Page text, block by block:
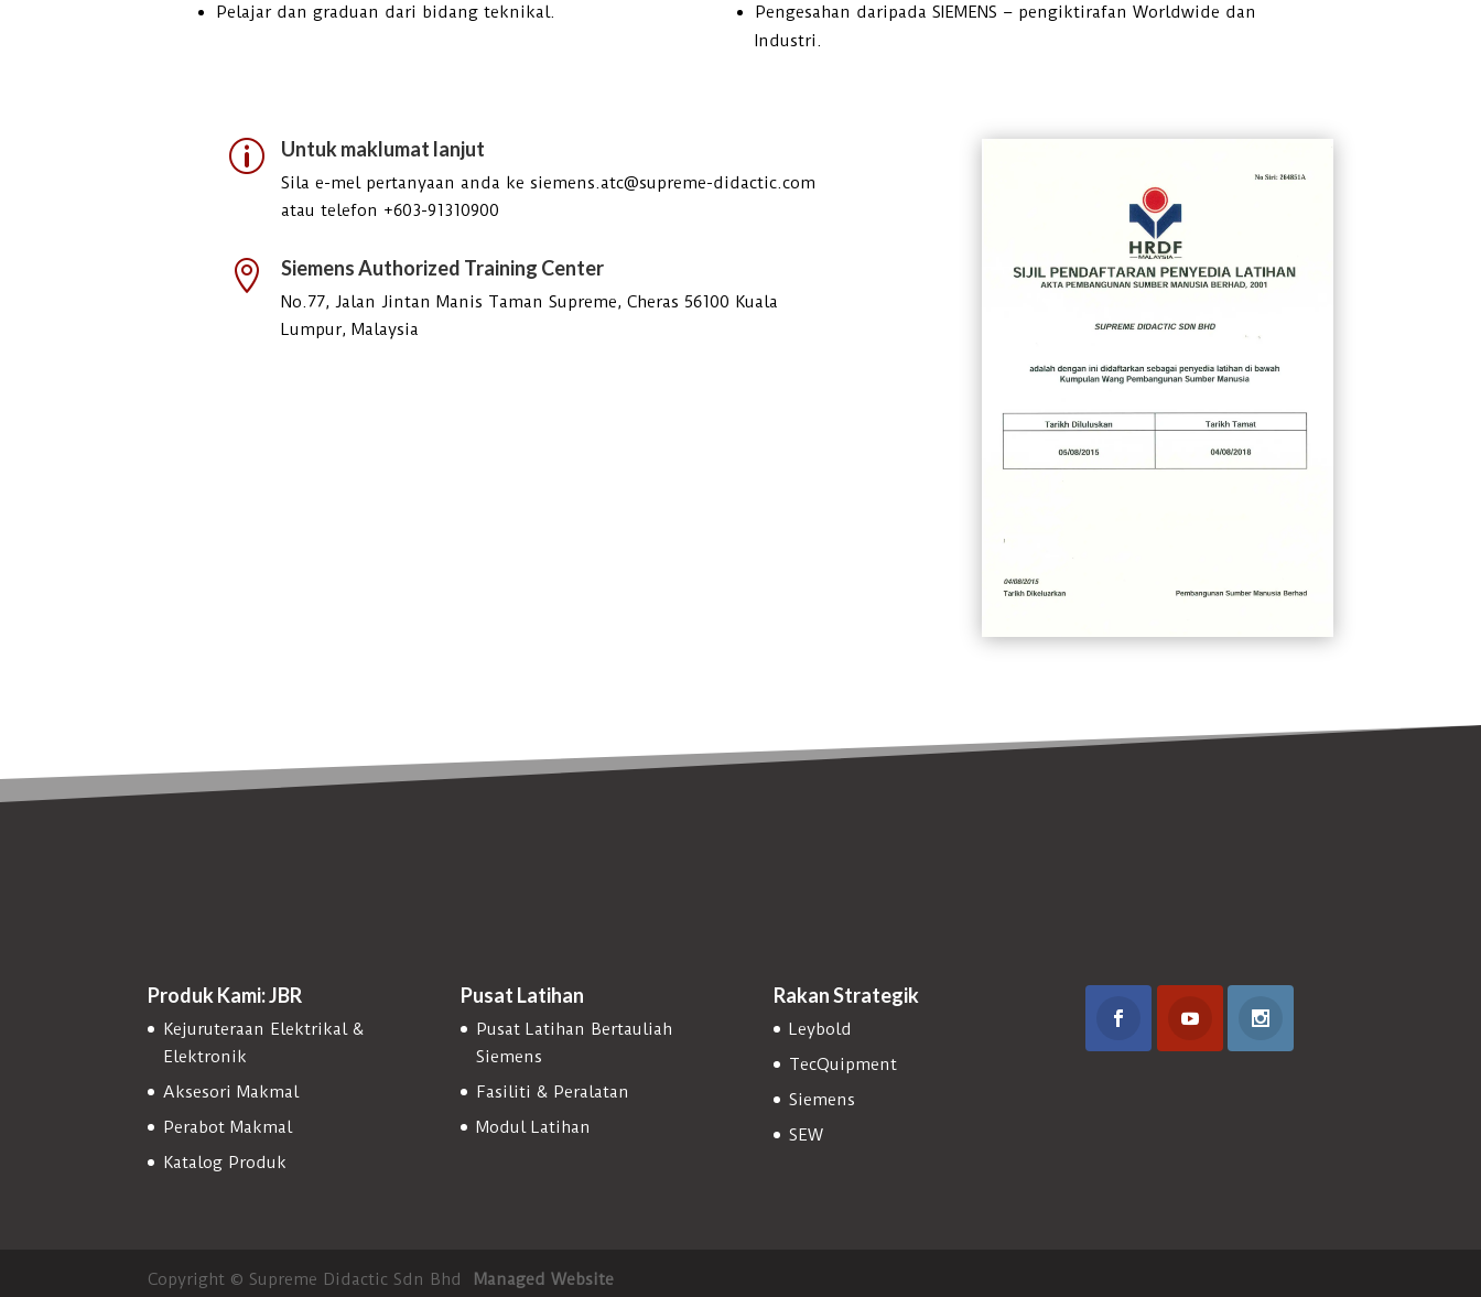
Pelajar dan graduan dari bidang teknikal.
Pengesahan daripada SIEMENS – pengiktirafan Worldwide dan
Industri.
p Untuk maklumat lanjut
Sila e-mel pertanyaan anda ke siemens.atc@supreme-didactic.com
atau telefon +603-91310900
 Siemens Authorized Training Center
No.77, Jalan Jintan Manis Taman Supreme, Cheras 56100 Kuala
Lumpur, Malaysia
Produk Kami: JBR
Kejuruteraan Elektrikal &
Elektronik
Aksesori Makmal
Perabot Makmal
Katalog Produk
Pusat Latihan
Pusat Latihan Bertauliah
Siemens
Fasiliti & Peralatan
Modul Latihan
Rakan Strategik
Leybold
TecQuipment
Siemens
SEW
Copyright © Supreme Didactic Sdn Bhd Managed Website